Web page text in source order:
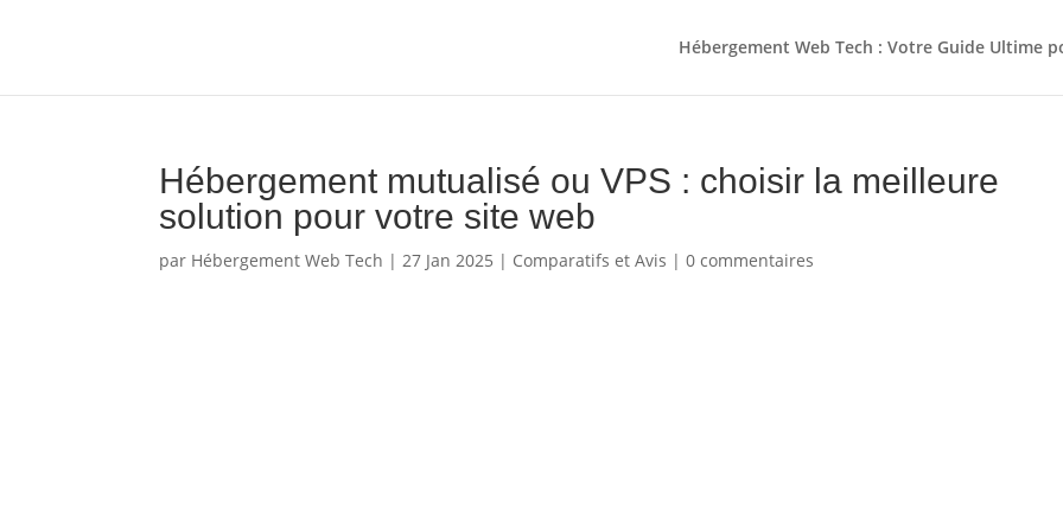
Hébergement Web Tech : Votre Guide Ultime
Hébergement mutualisé ou VPS : choisir la meilleure
solution pour votre site web
par Hébergement Web Tech |27 Jan 2025 | Comparatifs et Avis |0 commentaires